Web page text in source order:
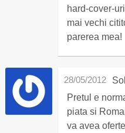
hard-cover-
mai vechi
parerea mea!
Sol
28/05/2012
Pretul e
piata si
va avea